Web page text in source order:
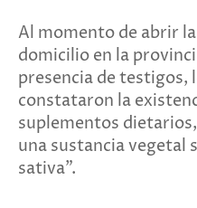
Al momento de abrir
domicilio en la
presencia de testigos,
constataron la
suplementos
una sustancia vegetal
sativa".